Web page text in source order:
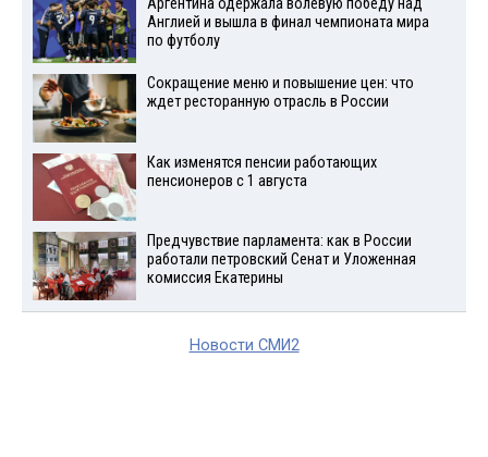
Аргентина одержала волевую победу над
Англией и вышла в финал чемпионата мира
по футболу
Сокращение меню и повышение цен: что
ждет ресторанную отрасль в России
Как изменятся пенсии работающих
пенсионеров с 1 августа
Предчувствие парламента: как в России
работали петровский Сенат и Уложенная
комиссия Екатерины
Новости СМИ2